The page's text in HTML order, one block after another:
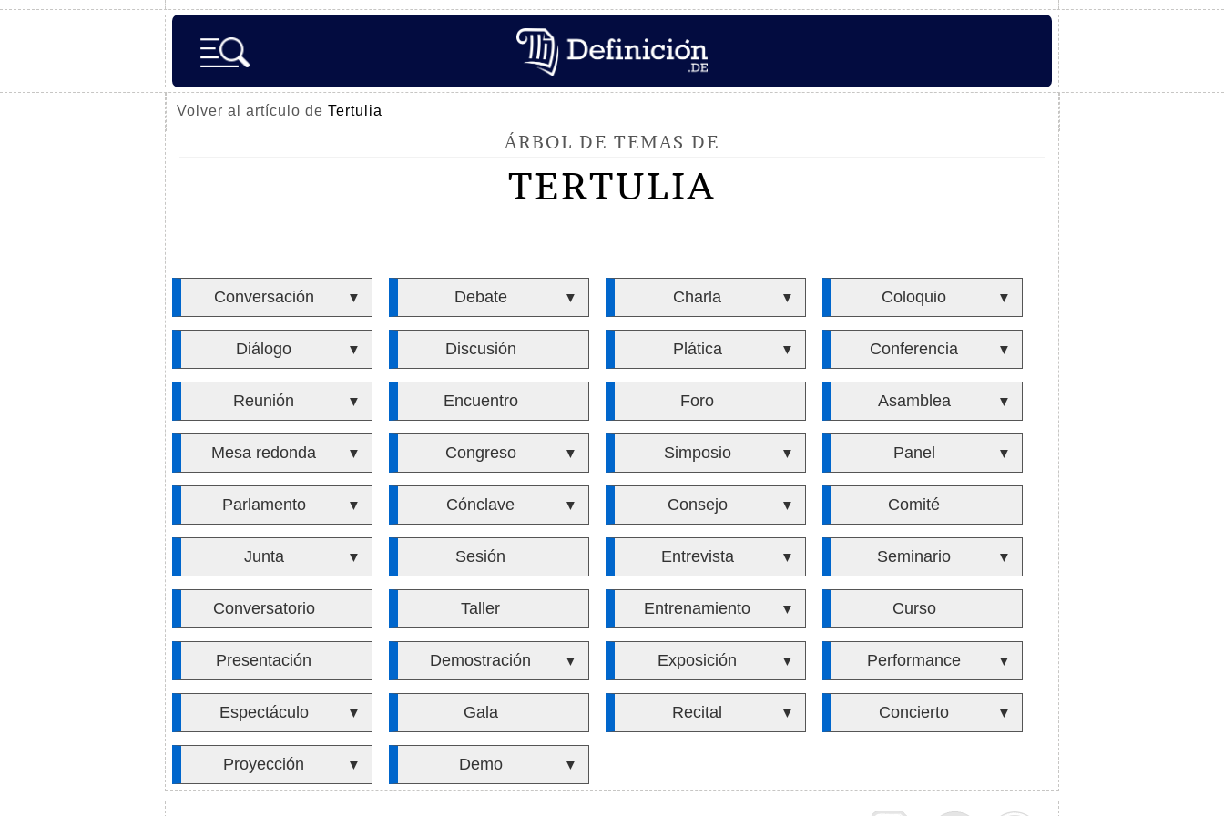
Volver al artículo de Tertulia
ÁRBOL DE TEMAS DE
TERTULIA
Conversación ▼ Debate ▼ Charla ▼ Coloquio ▼
Diálogo ▼ Discusión Plática ▼ Conferencia ▼
Reunión ▼ Encuentro Foro Asamblea ▼
Mesa redonda ▼ Congreso ▼ Simposio ▼ Panel ▼
Parlamento ▼ Cónclave ▼ Consejo ▼ Comité
Junta ▼ Sesión Entrevista ▼ Seminario ▼
Conversatorio Taller Entrenamiento ▼ Curso
Presentación Demostración ▼ Exposición ▼ Performance ▼
Espectáculo ▼ Gala Recital ▼ Concierto ▼
Proyección ▼ Demo ▼